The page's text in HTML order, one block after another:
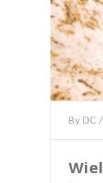
By DC /